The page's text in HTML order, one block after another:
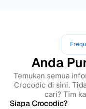
Anda
Temukan semua
Crocodic di sini.
cari? Tim
Siapa Crocodic?